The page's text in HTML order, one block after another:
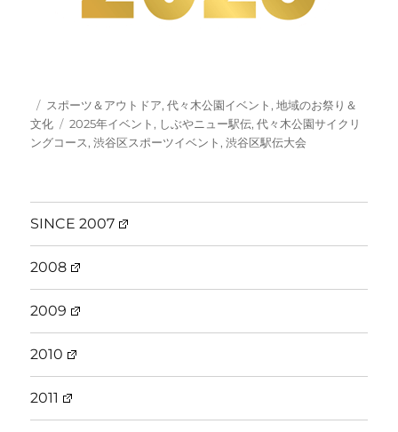
投
稿
日:
カ
テ
ゴ
スポーツ＆アウトドア,代々木公園イベント ,地域のお祭り＆
文化
タ
グ
2025年イベント , しぶやニュー駅伝,代々木公園サイクリ
ングコース,渋谷区スポーツイベント ,渋谷区駅伝大会
SINCE 2007
2008
2009
2010
2011